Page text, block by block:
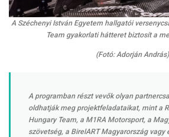
A Széchenyi István Egyetem hallgatói
Team gyakorlati hátteret biztosít a
(Fotó: Adorján András)
A programban részt vevők olyan
oldhatják meg projektfeladataikat, mint a
Hungary Team, a M1RA Motorsport, a
szövetség, a BirelART Magyarország vagy